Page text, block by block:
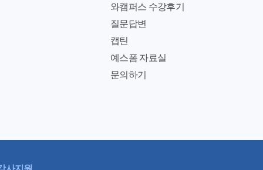
와캠퍼스 수강후기
질문답변
캡틴
예스폼 자료실
문의하기